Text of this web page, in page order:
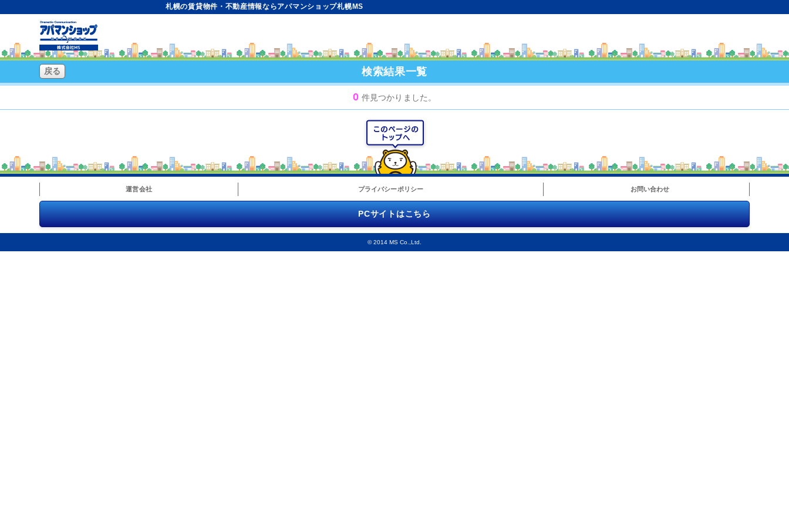
札幌の賃貸物件・不動産情報ならアパマンショップ札幌MS
検索結果一覧
戻る
0 件見つかりました。
運営会社 プライバシーポリシー お問い合わせ
PCサイトはこちら
© 2014 MS Co.,Ltd.